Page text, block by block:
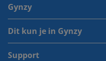
Gynzy
Dit kun je in Gynzy
Support